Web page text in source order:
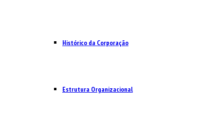
Histórico da Corporação
Estrutura Organizacional